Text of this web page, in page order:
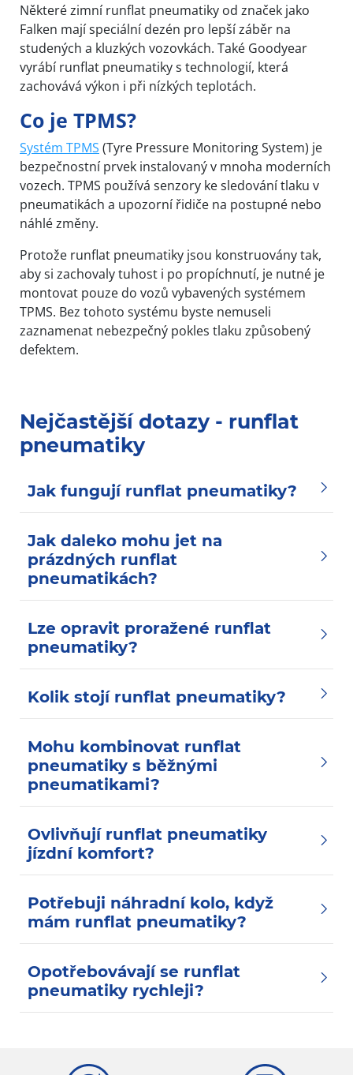
Některé zimní runflat pneumatiky od značek jako
Falken mají speciální dezén pro lepší záběr na
studených a kluzkých vozovkách. Také Goodyear
vyrábí runflat pneumatiky s technologií, která
zachovává výkon i při nízkých teplotách.
Co je TPMS?
Systém TPMS (Tyre Pressure Monitoring System) je
bezpečnostní prvek instalovaný v mnoha moderních
vozech. TPMS používá senzory ke sledování tlaku v
pneumatikách a upozorní řidiče na postupné nebo
náhlé změny.
Protože runflat pneumatiky jsou konstruovány tak,
aby si zachovaly tuhost i po propíchnutí, je nutné je
montovat pouze do vozů vybavených systémem
TPMS. Bez tohoto systému byste nemuseli
zaznamenat nebezpečný pokles tlaku způsobený
defektem.
Nejčastější dotazy - runflat
pneumatiky
Jak fungují runflat pneumatiky?
Jak daleko mohu jet na
prázdných runflat
pneumatikách?
Lze opravit proražené runflat
pneumatiky?
Kolik stojí runflat pneumatiky?
Mohu kombinovat runflat
pneumatiky s běžnými
pneumatikami?
Ovlivňují runflat pneumatiky
jízdní komfort?
Potřebuji náhradní kolo, když
mám runflat pneumatiky?
Opotřebovávají se runflat
pneumatiky rychleji?